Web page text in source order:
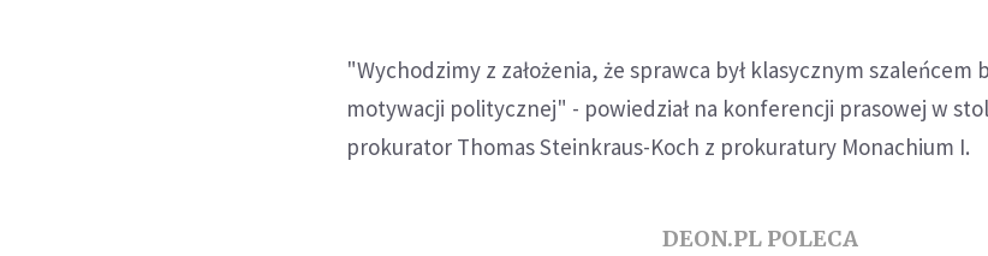
"Wychodzimy z założenia, że sprawca był klasycznym szaleńcem
motywacji politycznej" - powiedział na konferencji prasowej w
prokurator Thomas Steinkraus-Koch z prokuratury Monachium I.
DEON.PL POLECA